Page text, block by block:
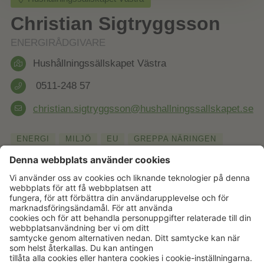
Christian Sigtryggsson
ENERGIRÅDGIVARE
Hushållningssällskapet Västra
0511-248 57
christian.sigtryggsson@hushallningssallskapet.se
ENERGI MILJÖ EU GREPPA NÄRINGEN